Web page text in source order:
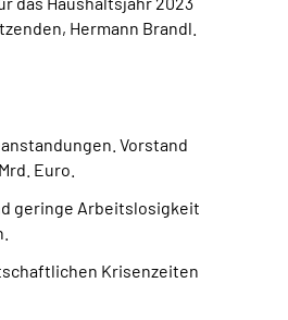
Hermann Brandl.
Vorstand
Euro.
geringe Arbeitslosigkeit
Krisenzeiten